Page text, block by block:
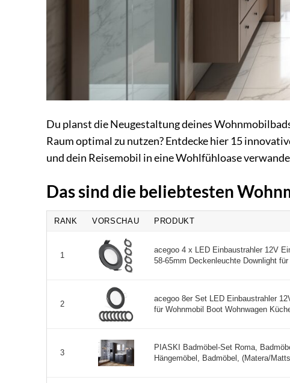
Du planst die Neugestaltung deines
Raum optimal zu nutzen? Entdecke hier 15
und dein Reisemobil in eine Wohlfühloase
Das sind die beliebtesten
RANK VORSCHAU PRODUKT
1
acegoo 4 x LED Einbaustrahler 12V
58-65mm Deckenleuchte Downlight
2
acegoo 8er Set LED Einbaustrahler
für Wohnmobil Boot Wohnwagen
3
PIASKI Badmöbel-Set Roma,
Hängemöbel, Badmöbel, (Matera/